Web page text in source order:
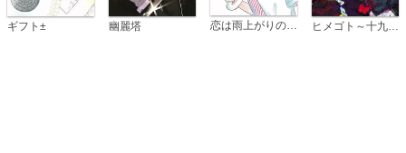
ギフト± 幽麗塔 恋は雨上がりのように